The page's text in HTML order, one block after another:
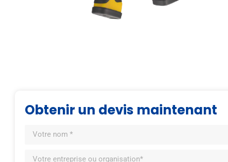
Obtenir un devis maintenant